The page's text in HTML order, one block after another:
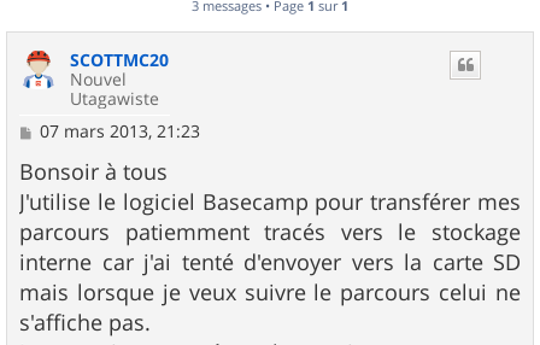
3 messages • Page 1 sur 1
SCOTTMC20
Nouvel
Utagawiste
M
s
s
a
g
e
07 mars 2013, 21:23
Bonsoir à tous
J'utilise le logiciel Basecamp pour transférer mes
parcours patiemment tracés vers le stockage
interne car j'ai tenté d'envoyer vers la carte SD
mais lorsque je veux suivre le parcours celui ne
s'affiche pas.